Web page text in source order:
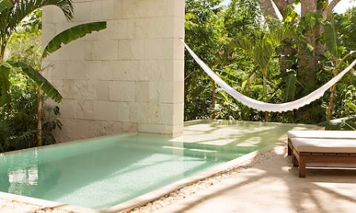
Le GuideCaraïbes
Conseils pratiques, témoignages et inspirations pour bien préparer son
voyage